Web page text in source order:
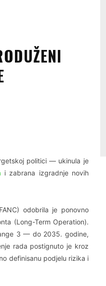
politici — ukinula je
i zabrana izgradnje novih
odobrila je ponovno
(Long-Term Operation).
3 — do 2035. godine,
rada postignuto je kroz
definisanu podjelu rizika i